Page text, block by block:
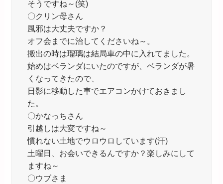
そうですね～(笑)
〇クリン母さん
風邪は大丈夫ですか？
オフ会までに治してくださいね～。
搬出の時は瑠璃は結局車の中に入れてました。
始めはベランダにいたのですが、ベランダが暑
くなってきたので、
日影に移動した車でエアコンかけておきまし
た。
〇かなっちさん
引越しは大変ですね～
慣れない土地でウロウロしています(汗)
土曜日、お会いできるんですか？楽しみにして
ますね～
〇ウブさま